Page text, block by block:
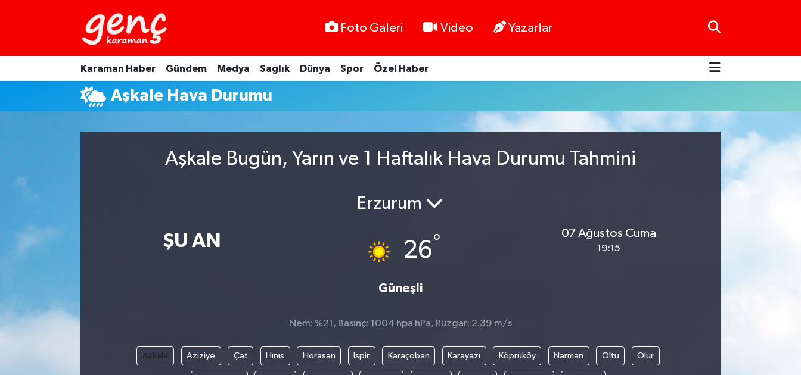
Foto Galeri Video Yazarlar
Karaman Haber Gündem Medya Sağlık Dünya Spor Özel Haber
Aşkale Hava Durumu
Aşkale Bugün, Yarın ve 1 Haftalık Hava Durumu Tahmini
ŞU AN
Erzurum
26°
Güneşli
07 Ağustos Cuma
19:15
Nem: %21, Basınç: 1004 hpa hPa, Rüzgar: 2.39 m/s
Aşkale Aziziye Çat Hınıs Horasan İspir Karaçoban Karayazı Köprüköy Narman Oltu Olur